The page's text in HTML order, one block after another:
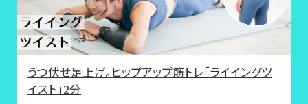
うつ伏せ足上げ。ヒップアップ筋トレ「ライイングツ
イスト」2分